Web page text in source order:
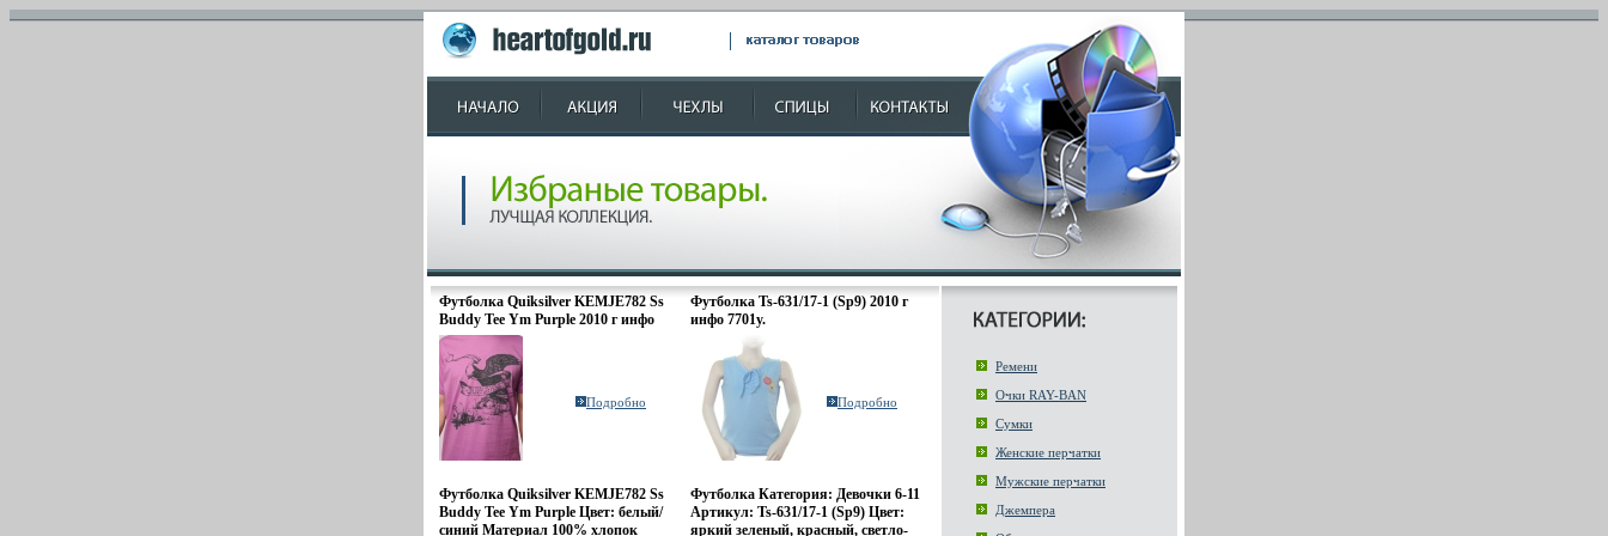
Футболка Quiksilver KEMJE782 Ss
Buddy Tee Ym Purple 2010 г инфо
2098o.
Подробно
Футболка Quiksilver KEMJE782 Ss
Buddy Tee Ym Purple Цвет: белый/
синий Материал 100% хлопок
Футболка Ts-631/17-1 (Sp9) 2010 г
инфо 7701y.
Подробно
Футболка Категория: Девочки 6-11
Артикул: Ts-631/17-1 (Sp9) Цвет:
яркий зеленый, красный, светло-
Ремени
Очки RAY-BAN
Сумки
Женские перчатки
Мужские перчатки
Джемпера